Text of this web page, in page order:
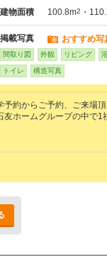
建物面積 100.8m2 ・
掲載写真 おすすめ写
間取り図 外観 リビング
トイレ 構造写真
予約からご予約、ご来場
ホームグループの中で1